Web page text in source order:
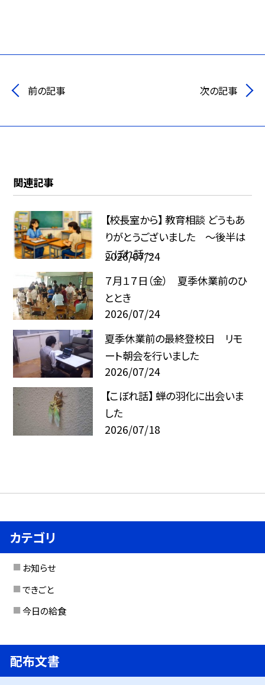
前の記事 次の記事
関連記事
【校長室から】 教育相談 どうもあ
りがとうございました ～後半は
こぼれ話～
2026/07/24
７月１７日（金） 夏季休業前のひ
ととき
2026/07/24
夏季休業前の最終登校日 リモ
ート朝会を行いました
2026/07/24
【こぼれ話】 蝉の羽化に出会いま
した
2026/07/18
カテゴリ
お知らせ
できごと
今日の給食
配布文書